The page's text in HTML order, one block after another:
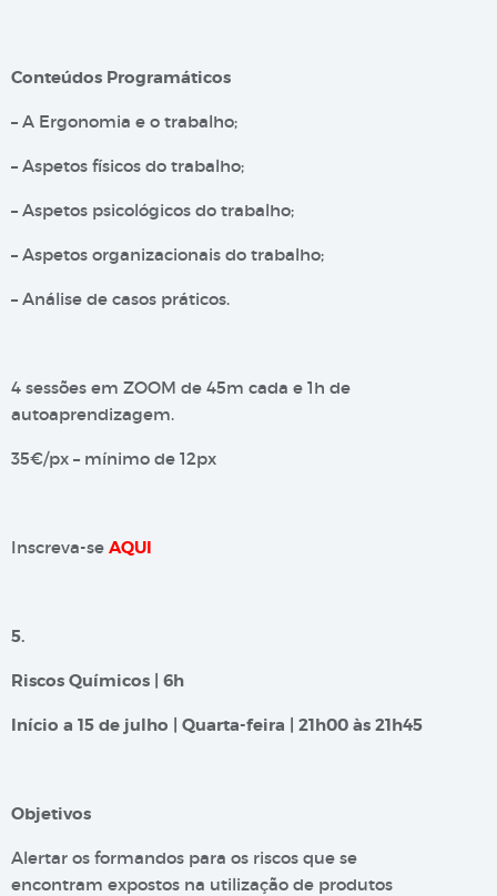
Conteúdos Programáticos
– A Ergonomia e o trabalho;
– Aspetos físicos do trabalho;
– Aspetos psicológicos do trabalho;
– Aspetos organizacionais do trabalho;
– Análise de casos práticos.
4 sessões em ZOOM de 45m cada e 1h de
autoaprendizagem.
35€/px – mínimo de 12px
Inscreva-se AQUI
5.
Riscos Químicos | 6h
Início a 15 de julho | Quarta-feira | 21h00 às 21h45
Objetivos
Alertar os formandos para os riscos que se
encontram expostos na utilização de produtos